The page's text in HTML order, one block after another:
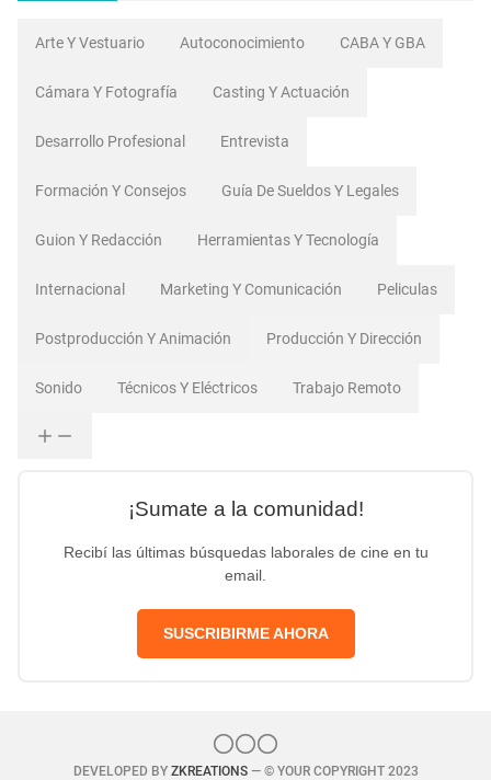
Arte Y Vestuario Autoconocimiento CABA Y GBA
Cámara Y Fotografía Casting Y Actuación
Desarrollo Profesional Entrevista
Formación Y Consejos Guía De Sueldos Y Legales
Guion Y Redacción Herramientas Y Tecnología
Internacional Marketing Y Comunicación Peliculas
Postproducción Y Animación Producción Y Dirección
Sonido Técnicos Y Eléctricos Trabajo Remoto
¡Sumate a la comunidad!
Recibí las últimas búsquedas laborales de cine en tu
email.
SUSCRIBIRME AHORA
DEVELOPED BY ZKREATIONS— © YOUR COPYRIGHT 2023